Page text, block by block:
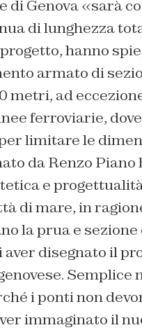
di Genova «sarà
di lunghezza
hanno
armato di
metri, ad
ferroviarie,
limitare le
da Renzo
e
di mare, in
la prua e
disegnato il
Semplice
i ponti non
immaginato il